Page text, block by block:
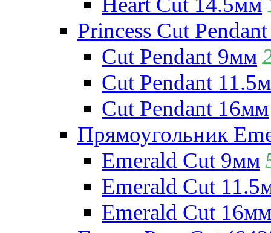
Princess Cut
Cut Pendant 9мм
Cut Pendant
Cut Pendant 16мм
Прямоугольник
Emerald Cut 9мм
Emerald Cut
Emerald Cut 16мм